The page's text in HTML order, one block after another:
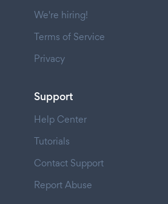
We're hiring!
Terms of Service
Privacy
Support
Help Center
Tutorials
Contact Support
Report Abuse